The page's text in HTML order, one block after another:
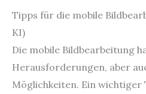
Tipps für die mobile
KI)
Die mobile Bildbearbeitung
Herausforderungen, aber
Möglichkeiten. Ein wichtiger